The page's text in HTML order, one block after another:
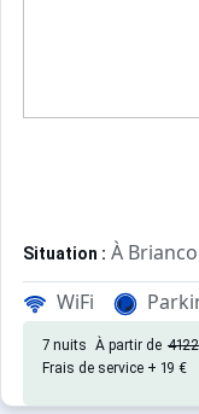
Situation : À
Appartement de
WiFi
7 nuits À partir de
Frais de service + 19 €